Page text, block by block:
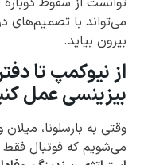
می‌تواند با تصمیم‌های
بیرون بیاید.
از نیوکمپ تا
بیزینسی عمل
وقتی به بارسلونا،
می‌شویم که فوتبال فقط